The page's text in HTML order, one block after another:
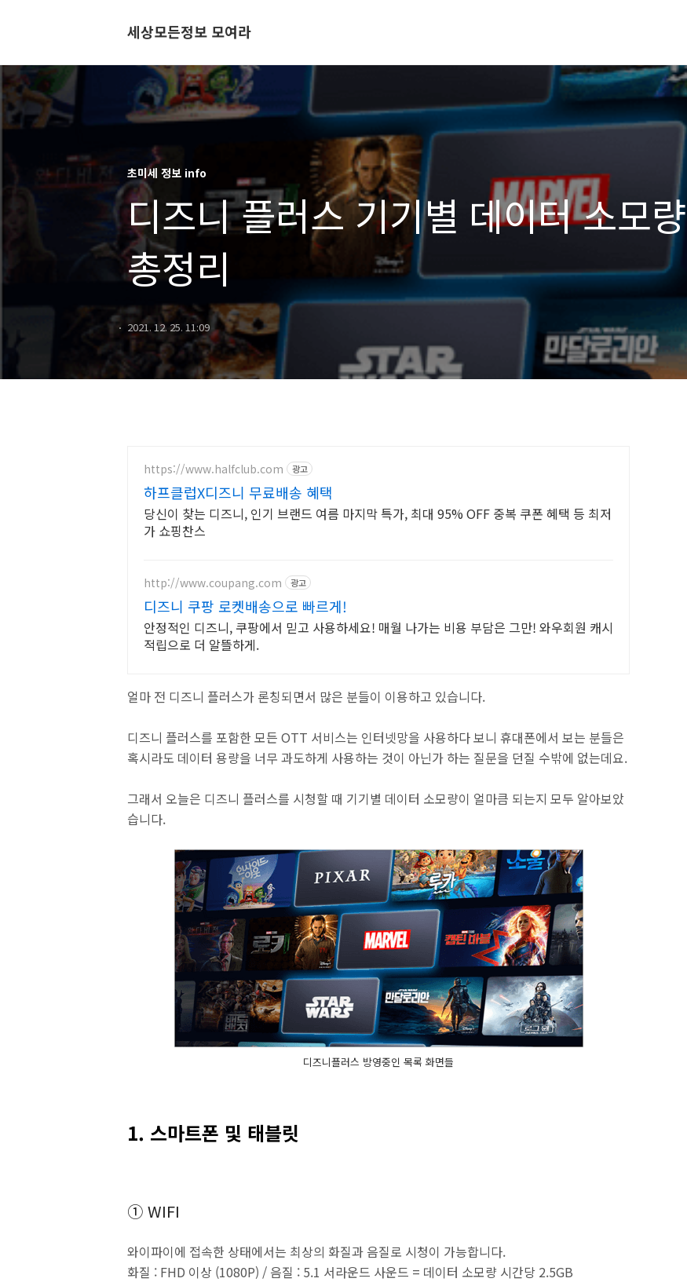
세상모든정보 모여라
초미세 정보 info
디즈니 플러스 기기별 데이터 소모량
총정리
2021. 12. 25. 11:09
https://www.halfclub.com 광고
하프클럽X디즈니 무료배송 혜택
당신이 찾는 디즈니, 인기 브랜드 여름 마지막 특가, 최대 95% OFF 중복 쿠폰 혜택 등 최저
가 쇼핑찬스
http://www.coupang.com 광고
디즈니 쿠팡 로켓배송으로 빠르게!
안정적인 디즈니, 쿠팡에서 믿고 사용하세요! 매월 나가는 비용 부담은 그만! 와우회원 캐시
적립으로 더 알뜰하게.
얼마 전 디즈니 플러스가 론칭되면서 많은 분들이 이용하고 있습니다.
디즈니 플러스를 포함한 모든 OTT 서비스는 인터넷망을 사용하다 보니 휴대폰에서 보는 분들은
혹시라도 데이터 용량을 너무 과도하게 사용하는 것이 아닌가 하는 질문을 던질 수밖에 없는데요.
그래서 오늘은 디즈니 플러스를 시청할 때 기기별 데이터 소모량이 얼마큼 되는지 모두 알아보았
습니다.
디즈니플러스 방영중인 목록 화면들
1. 스마트폰 및 태블릿
① WIFI
와이파이에 접속한 상태에서는 최상의 화질과 음질로 시청이 가능합니다.
화질 : FHD 이상 (1080P) / 음질 : 5.1 서라운드 사운드 = 데이터 소모량 시간당 2.5GB